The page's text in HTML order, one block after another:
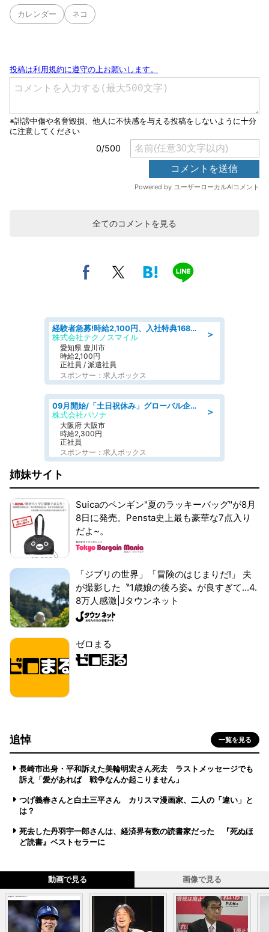
カレンダー ネコ
全てのコメントを見る
＞
経験者急募!時給2,100円、入社特典168万円の自動車製造業務/トヨタ自動車/tutumi
株式会社テクノスマイル
愛知県 豊川市
時給2,100円
正社員 / 派遣社員
スポンサー：求人ボックス
＞
09月開始/「土日祝休み」グローバル企業での産業保健のお仕事/保健師/高時給/残業なし/服装自由
株式会社パソナ
大阪府 大阪市
時給2,300円
正社員
スポンサー：求人ボックス
姉妹サイト
Suicaのペンギン"夏のラッキーバッグ"が8月
8日に発売。Pensta史上最も豪華な7点入り
だよ~。
「ジブリの世界」「冒険のはじまりだ!」 夫
が撮影した〝1歳娘の後ろ姿〟が良すぎて...4.
8万人感激|Jタウンネット
ゼロまる
追悼 一覧を見る
長崎市出身・平和訴えた美輪明宏さん死去 ラストメッセージでも
訴え「愛があれば 戦争なんか起こりません」
つげ義春さんと白土三平さん カリスマ漫画家、二人の「違い」と
は？
死去した丹羽宇一郎さんは、経済界有数の読書家だった 『死ぬほ
ど読書』ベストセラーに
動画で見る 画像で見る